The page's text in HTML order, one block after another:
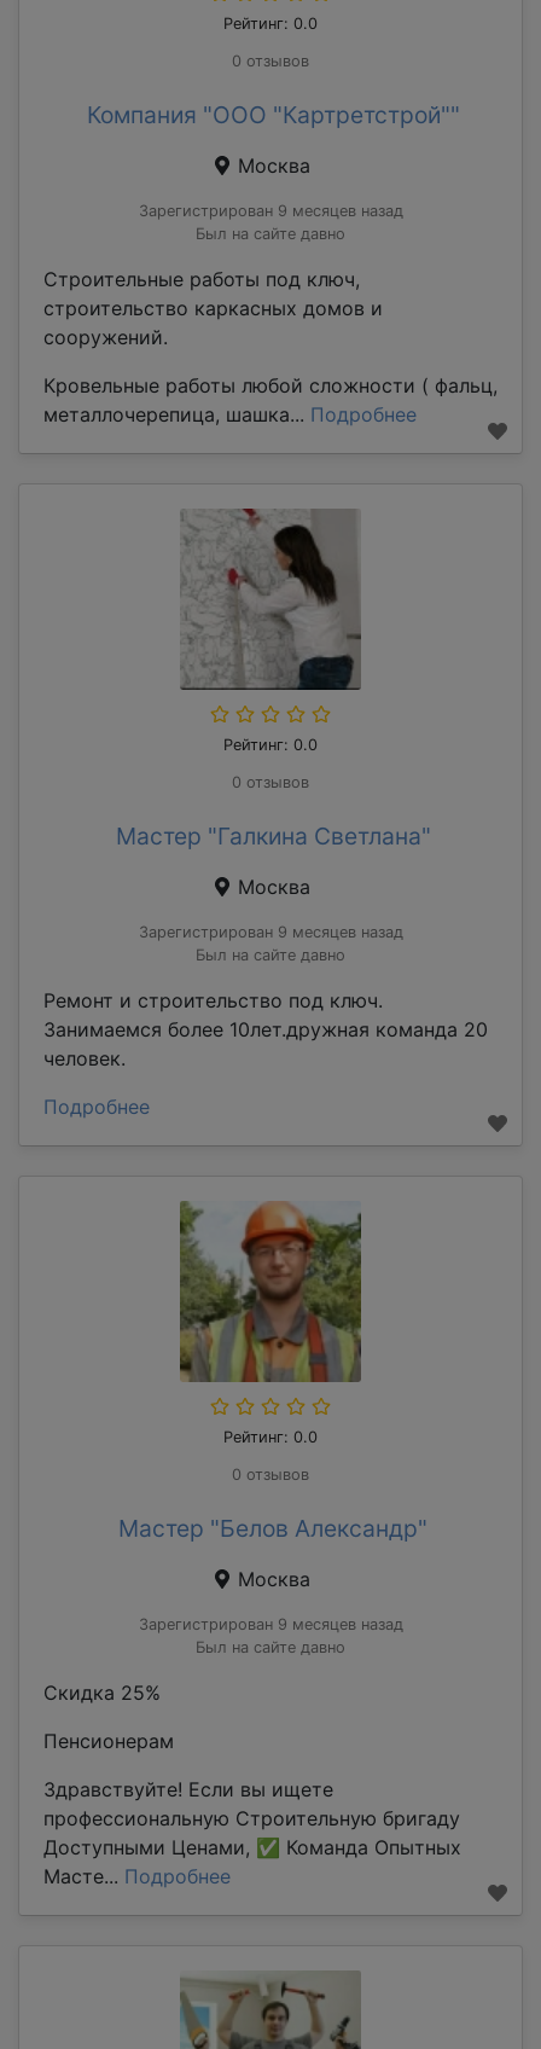
Рейтинг: 0.0
0 отзывов
Компания "ООО "Картретстрой""
Москва
Зарегистрирован 9 месяцев назад
Был на сайте давно
Строительные работы под ключ,
строительство каркасных домов и
сооружений.
Кровельные работы любой сложности ( фальц,
металлочерепица, шашка... Подробнее
Рейтинг: 0.0
0 отзывов
Мастер "Галкина Светлана"
Москва
Зарегистрирован 9 месяцев назад
Был на сайте давно
Ремонт и строительство под ключ.
Занимаемся более 10лет.дружная команда 20
человек.
Подробнее
Рейтинг: 0.0
0 отзывов
Мастер "Белов Александр"
Москва
Зарегистрирован 9 месяцев назад
Был на сайте давно
Скидка 25%
Пенсионерам
Здравствуйте! Если вы ищете
профессиональную Строительную бригаду
Доступными Ценами, ✅ Команда Опытных
Масте... Подробнее